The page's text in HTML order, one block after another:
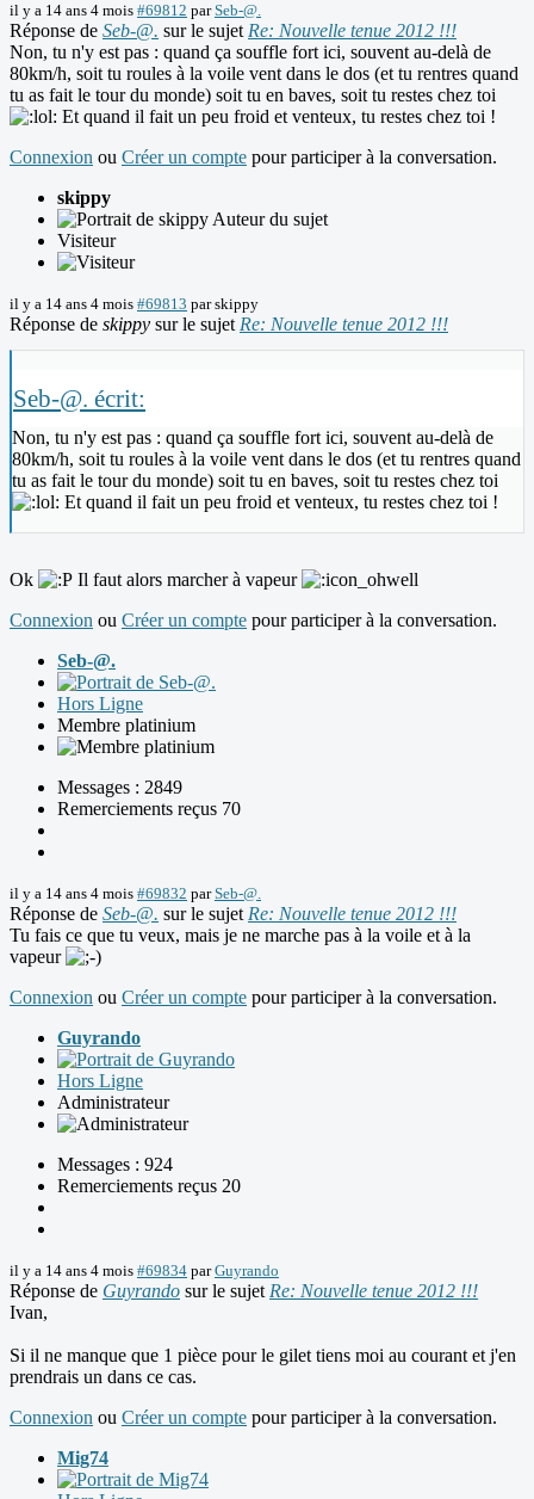
il y a 14 ans 4 mois #69812 parSeb-@.
Réponse de Seb-@. sur le sujet Re: Nouvelle tenue 2012 !!!
Non, tu n'y est pas : quand ça souffle fort ici, souvent au-delà de
80km/h, soit tu roules à la voile vent dans le dos (et tu rentres quand
tu as fait le tour du monde) soit tu en baves, soit tu restes chez toi
Et quand il fait un peu froid et venteux, tu restes chez toi !
Connexion ou Créer un compte pour participer à la conversation.
skippy
Auteur du sujet
Visiteur
il y a 14 ans 4 mois #69813 parskippy
Réponse de skippy sur le sujet Re: Nouvelle tenue 2012 !!!
Seb-@. écrit:
Non, tu n'y est pas : quand ça souffle fort ici, souvent au-delà de
80km/h, soit tu roules à la voile vent dans le dos (et tu rentres quand
tu as fait le tour du monde) soit tu en baves, soit tu restes chez toi
Et quand il fait un peu froid et venteux, tu restes chez toi !
Ok
Il faut alors marcher à vapeur
Connexion ou Créer un compte pour participer à la conversation.
Seb-@.
Hors Ligne
Membre platinium
Messages : 2849
Remerciements reçus 70
il y a 14 ans 4 mois #69832 parSeb-@.
Réponse de Seb-@. sur le sujet Re: Nouvelle tenue 2012 !!!
Tu fais ce que tu veux, mais je ne marche pas à la voile et à la
vapeur
Connexion ou Créer un compte pour participer à la conversation.
Guyrando
Hors Ligne
Administrateur
Messages : 924
Remerciements reçus 20
il y a 14 ans 4 mois #69834 parGuyrando
Réponse de Guyrando sur le sujet Re: Nouvelle tenue 2012 !!!
Ivan,
Si il ne manque que 1 pièce pour le gilet tiens moi au courant et j'en
prendrais un dans ce cas.
Connexion ou Créer un compte pour participer à la conversation.
Mig74